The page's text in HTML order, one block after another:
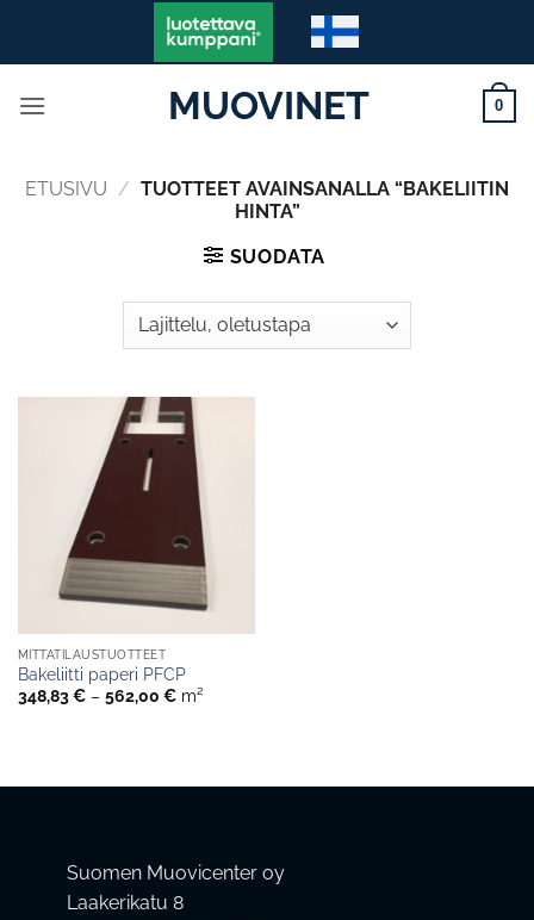
MUOVINET 0
ETUSIVU / TUOTTEET AVAINSANALLA “BAKELIITIN
HINTA”
SUODATA
MITTATILAUSTUOTTEET
Bakeliitti paperi PFCP
348,83€ – 562,00 €Hintaluokka:
m²
Suomen Muovicenter oy
Laakerikatu 8